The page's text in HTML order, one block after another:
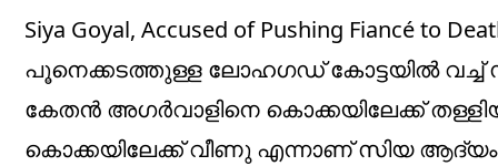
Siya Goyal, Accused of Pushing Fiancé to
പൂനെക്കടത്തുള്ള ലോഹഗഡ് കോട്ടയിൽ
കേതൻ അഗർവാളിനെ കൊക്കയിലേക്ക്
കൊക്കയിലേക്ക് വീണു എന്നാണ് സിയ